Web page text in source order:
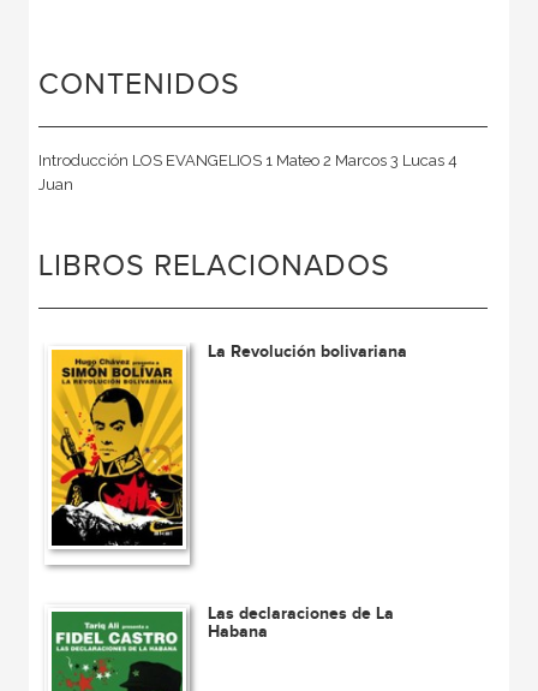
CONTENIDOS
Introducción LOS EVANGELIOS 1 Mateo 2 Marcos 3 Lucas 4
Juan
LIBROS RELACIONADOS
La Revolución bolivariana
Las declaraciones de La
Habana